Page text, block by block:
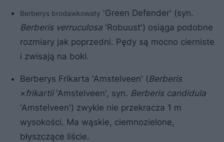
Berberys brodawkowaty 'Green Defender' (syn.
Berberis verruculosa 'Robuust') osiąga podobne
rozmiary jak poprzedni. Pędy są mocno cierniste
i zwisają na boki.
Berberys Frikarta 'Amstelveen' (Berberis
× frikartii'Amstelveen', syn. Berberis candidula
'Amstelveen') zwykle nie przekracza 1 m
wysokości. Ma wąskie, ciemnozielone,
błyszczące liście.